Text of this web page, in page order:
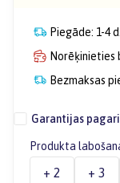
Piegāde: 1-4
Norēķinieties
Bezmaksas
Garantijas
Produkta
+ 2 + 3